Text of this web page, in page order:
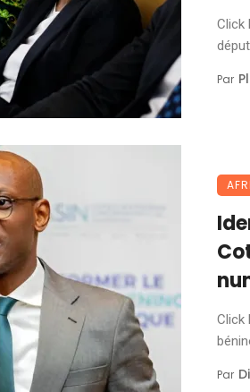
Click
Par
Click
Par